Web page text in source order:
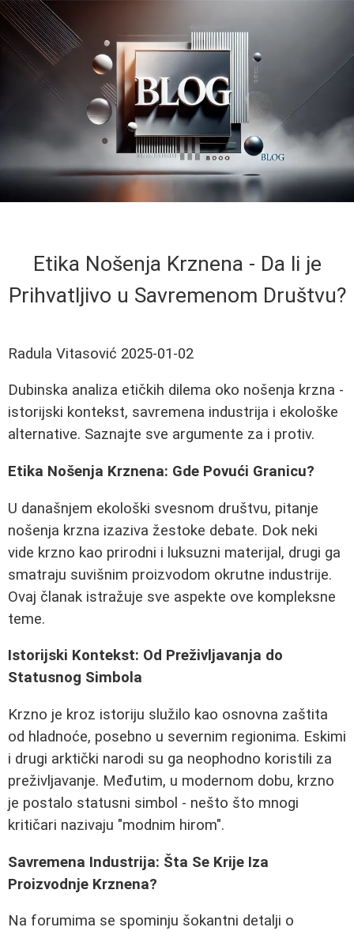
Etika Nošenja Krznena - Da li je
Prihvatljivo u Savremenom Društvu?
Radula Vitasović 2025-01-02
Dubinska analiza etičkih dilema oko nošenja krzna -
istorijski kontekst, savremena industrija i ekološke
alternative. Saznajte sve argumente za i protiv.
Etika Nošenja Krznena: Gde Povući Granicu?
U današnjem ekološki svesnom društvu, pitanje
nošenja krzna izaziva žestoke debate. Dok neki
vide krzno kao prirodni i luksuzni materijal, drugi ga
smatraju suvišnim proizvodom okrutne industrije.
Ovaj članak istražuje sve aspekte ove kompleksne
teme.
Istorijski Kontekst: Od Preživljavanja do
Statusnog Simbola
Krzno je kroz istoriju služilo kao osnovna zaštita
od hladnoće, posebno u severnim regionima. Eskimi
i drugi arktički narodi su ga neophodno koristili za
preživljavanje. Međutim, u modernom dobu, krzno
je postalo statusni simbol - nešto što mnogi
kritičari nazivaju "modnim hirom".
Savremena Industrija: Šta Se Krije Iza
Proizvodnje Krznena?
Na forumima se spominju šokantni detalji o